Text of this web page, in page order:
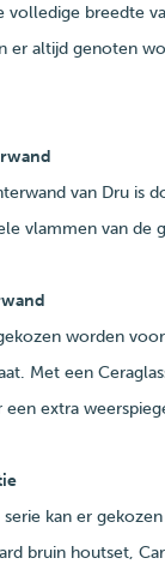
volledige breedte
er altijd genoten
van Dru is
vlammen van de
worden
Met een
een extra
kan er
bruin houtset,